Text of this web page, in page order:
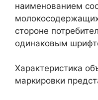
наименованием
стороне
одинаковым
Характеристика
маркировки